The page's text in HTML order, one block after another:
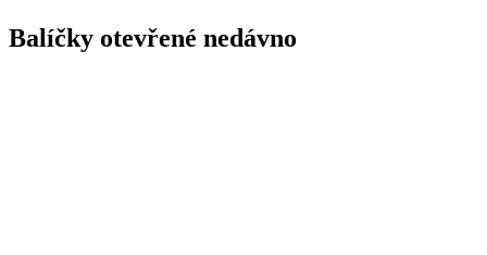
Balíčky otevřené nedávno